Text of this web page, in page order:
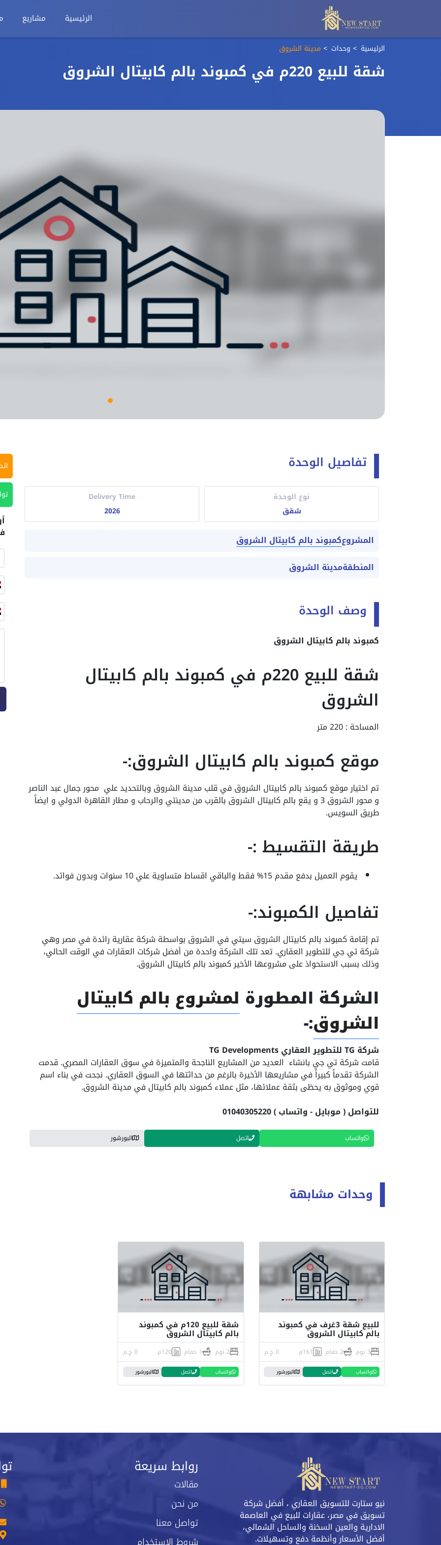
الرئيسية مشاريع
الرئيسية وحدات مدينة الشروق
شقة للبيع 220م في كمبوند بالم كابيتال الشروق
تفاصيل الوحدة
نوع الوحدة
شقق
Delivery Time
2026
المشروعكمبوند بالم كابيتال الشروق
المنطقةمدينة الشروق
وصف الوحدة
كمبوند بالم كابيتال الشروق
شقة للبيع 220م في كمبوند بالم كابيتال
الشروق
المساحة : 220 متر
موقع كمبوند بالم كابيتال الشروق:-
تم اختيار موقع كمبوند بالم كابيتال الشروق في قلب مدينة الشروق وبالتحديد علي محور جمال عبد الناصر
و محور الشروق 3 و يقع بالم كابيتال الشروق بالقرب من مدينتي والرحاب و مطار القاهرة الدولي و ايضاً
طريق السويس.
طريقة التقسيط :-
يقوم العميل بدفع مقدم 15% فقط والباقي اقساط متساوية علي 10 سنوات وبدون فوائد.
تفاصيل الكمبوند:-
تم إقامة كمبوند بالم كابيتال الشروق سيتي في الشروق بواسطة شركة عقارية رائدة في مصر وهي
شركة تي جي للتطوير العقاري. تعد تلك الشركة واحدة من أفضل شركات العقارات في الوقت الحالي،
وذلك بسبب الاستحواذ على مشروعها الأخير كمبوند بالم كابيتال الشروق.
الشركة المطورة لمشروع بالم كابيتال
الشروق:-
شركة TG للتطوير العقاري TG Developments
قامت شركة تي جي بانشاء العديد من المشاريع الناجحة والمتميزة في سوق العقارات المصري. قدمت
الشركة تقدماً كبيراً في مشاريعها الأخيرة بالرغم من حداثتها في السوق العقاري. نجحت في بناء اسم
قوي وموثوق به يحظى بثقة عملائها، مثل عملاء كمبوند بالم كابيتال في مدينة الشروق.
للتواصل ( موبايل - واتساب ) 01040305220
واتساب اتصل البورشور
وحدات مشابهة
للبيع شقة 3غرف في كمبوند
بالم كابيتال الشروق
3 نوم 2 حمام 161م 0 ج.م
واتساب اتصل البورشور
شقة للبيع 120م في كمبوند
بالم كابيتال الشروق
2 نوم 1 حمام 120م 0 ج.م
واتساب اتصل البورشور
نيو ستارت للتسويق العقاري ، أفضل شركة
تسويق في مصر، عقارات للبيع في العاصمة
الادارية والعين السخنة والساحل الشمالي،
أفضل الأسعار وأنظمة دفع وتسهيلات.
روابط سريعة
مقالات
من نحن
تواصل معنا